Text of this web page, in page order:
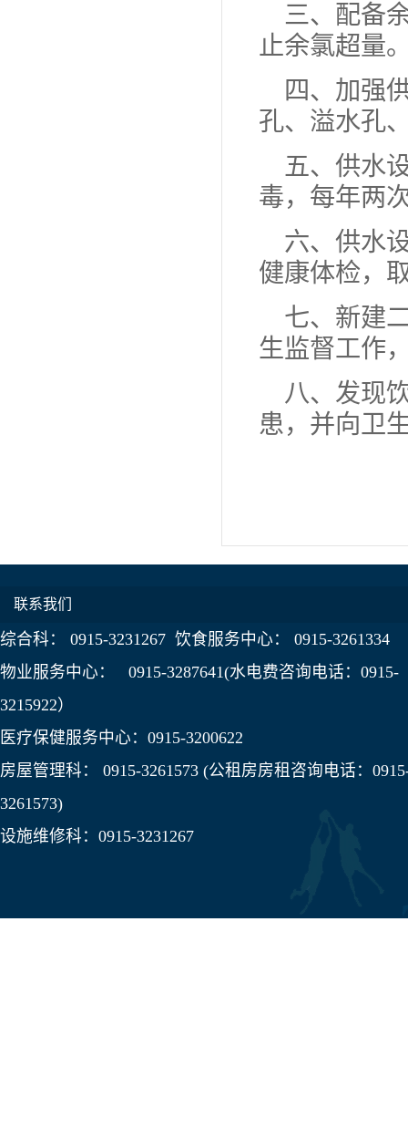
三、配备
止余氯超量
四、加强
孔、溢水孔
五、供水
毒，每年两
六、供水
健康体检，
七、新建
生监督工作
八、发现
患，并向卫
联系我们
综合科： 0915-3231267 饮食服务中心： 0915-3261334
物业服务中心： 0915-3287641(水电费咨询电话：0915-
3215922）
医疗保健服务中心：0915-3200622
房屋管理科： 0915-3261573 (公租房房租咨询电话：
3261573)
设施维修科：0915-3231267